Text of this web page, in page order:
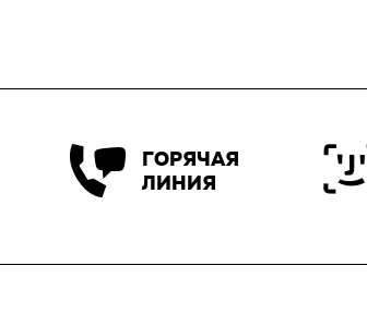
ГОРЯЧАЯ
ЛИНИЯ